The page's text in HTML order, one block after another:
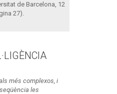
de Barcelona, 12
27).
més complexos, i
les